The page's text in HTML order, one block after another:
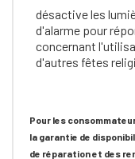
désactive les
d'alarme pour
concernant
d'autres fêtes
Pour les
la garantie de
de réparation et des